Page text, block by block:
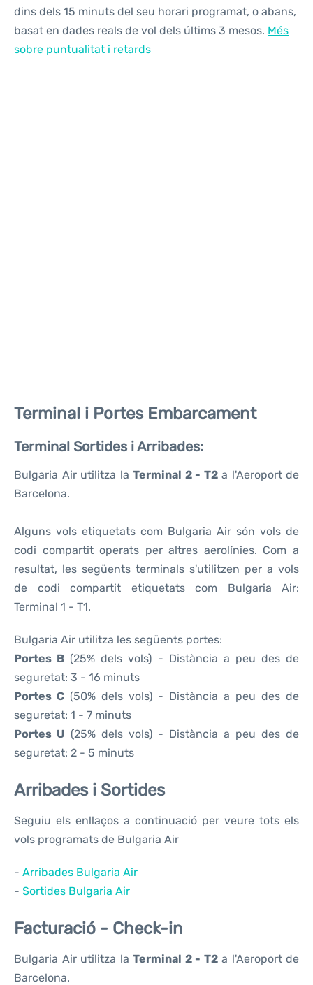
dins dels 15 minuts del seu horari programat, o abans,
basat en dades reals de vol dels últims 3 mesos. Més
sobre puntualitat i retards
Terminal i Portes Embarcament
Terminal Sortides i Arribades:
Bulgaria Air utilitza la Terminal 2 - T2a l'Aeroport de
Barcelona.
Alguns vols etiquetats com Bulgaria Air són vols de
codi compartit operats per altres aerolínies. Com a
resultat, les següents terminals s'utilitzen per a vols
de codi compartit etiquetats com Bulgaria Air:
Terminal 1 - T1.
Bulgaria Air utilitza les següents portes:
Portes B (25% dels vols) - Distància a peu des de
seguretat: 3 - 16 minuts
Portes C (50% dels vols) - Distància a peu des de
seguretat: 1 - 7 minuts
Portes U (25% dels vols) - Distància a peu des de
seguretat: 2 - 5 minuts
Arribades i Sortides
Seguiu els enllaços a continuació per veure tots els
vols programats de Bulgaria Air
- Arribades Bulgaria Air
- Sortides Bulgaria Air
Facturació - Check-in
Bulgaria Air utilitza la Terminal 2 - T2a l'Aeroport de
Barcelona.